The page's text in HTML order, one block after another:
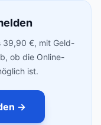
39,90 €, mit Geld-
ob die Online-
ist.
→